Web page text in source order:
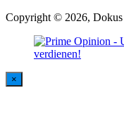
Copyright © 2026, Dokus
×